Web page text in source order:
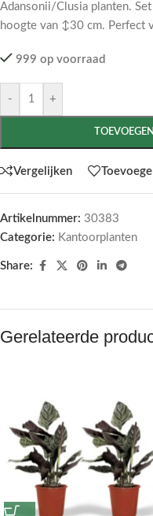
Adansonii/Clusia planten.
hoogte van ↕30 cm. Perfect
999 op voorraad
- +
Vergelijken
Artikelnummer: 30383
Categorie: Kantoorplanten
Share:
Gerelateerde